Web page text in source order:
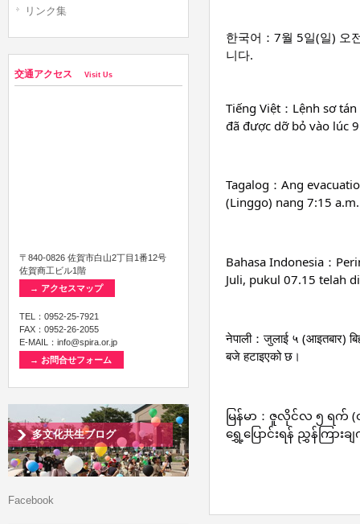
한국어：7월 5일(일) 오
니다.
Tiếng Việt：Lệnh sơ
đã được dỡ bỏ vào lúc
Tagalog：Ang
(Linggo) nang 7:15
Bahasa Indonesia：
Juli, pukul 07.15 telah
नेपाली：जुलाई ५ (आइतबार)
बजे हटाइएको छ।
မြန်မာ：ဇူလိုင်လ ၅ ရက်
ရွှေ့ပြောင်းရန် ညွှန်ကြာ
リンク集
交通アクセス Visit Us
〒840-0826 佐賀市白山2丁目1番12号
佐賀商工ビル1階
→ アクセスマップ
TEL：0952-25-7921
FAX：0952-26-2055
E-MAIL：info@spira.or.jp
→ お問合せフォーム
多文化共生ブログ
Facebook